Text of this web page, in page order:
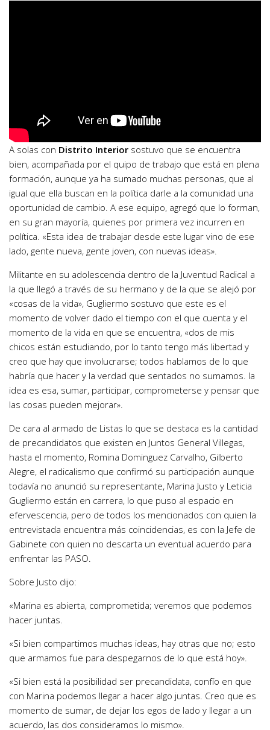
A solas con Distrito Interior sostuvo que se encuentra
bien, acompañada por el quipo de trabajo que está en plena
formación, aunque ya ha sumado muchas personas, que al
igual que ella buscan en la política darle a la comunidad una
oportunidad de cambio. A ese equipo, agregó que lo forman,
en su gran mayoría, quienes por primera vez incurren en
política. «Esta idea de trabajar desde este lugar vino de ese
lado, gente nueva, gente joven, con nuevas ideas».
Militante en su adolescencia dentro de la Juventud Radical a
la que llegó a través de su hermano y de la que se alejó por
«cosas de la vida», Gugliermo sostuvo que este es el
momento de volver dado el tiempo con el que cuenta y el
momento de la vida en que se encuentra, «dos de mis
chicos están estudiando, por lo tanto tengo más libertad y
creo que hay que involucrarse; todos hablamos de lo que
habría que hacer y la verdad que sentados no sumamos. la
idea es esa, sumar, participar, comprometerse y pensar que
las cosas pueden mejorar».
De cara al armado de Listas lo que se destaca es la cantidad
de precandidatos que existen en Juntos General Villegas,
hasta el momento, Romina Dominguez Carvalho, Gilberto
Alegre, el radicalismo que confirmó su participación aunque
todavía no anunció su representante, Marina Justo y Leticia
Gugliermo están en carrera, lo que puso al espacio en
efervescencia, pero de todos los mencionados con quien la
entrevistada encuentra más coincidencias, es con la Jefe de
Gabinete con quien no descarta un eventual acuerdo para
enfrentar las PASO.
Sobre Justo dijo:
«Marina es abierta, comprometida; veremos que podemos
hacer juntas.
«Si bien compartimos muchas ideas, hay otras que no; esto
que armamos fue para despegarnos de lo que está hoy».
«Si bien está la posibilidad ser precandidata, confío en que
con Marina podemos llegar a hacer algo juntas. Creo que es
momento de sumar, de dejar los egos de lado y llegar a un
acuerdo, las dos consideramos lo mismo».